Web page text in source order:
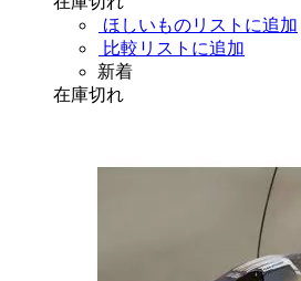
ほしいものリストに追加
比較リストに追加
新着
在庫切れ